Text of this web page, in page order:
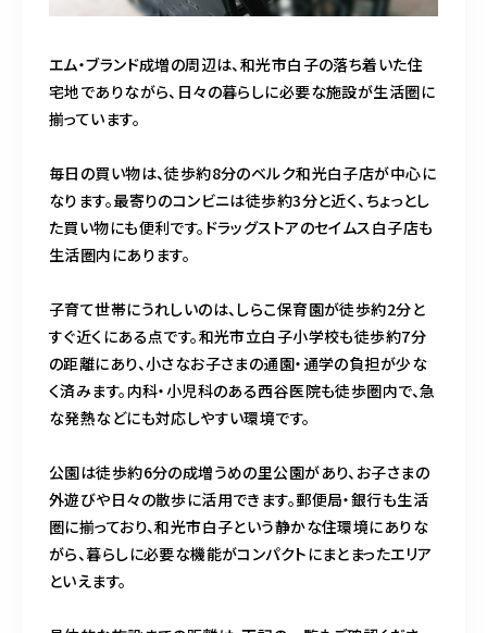
エム・ブランド成増の周辺は、和光市白子の落ち着いた住
宅地でありながら、日々の暮らしに必要な施設が生活圏に
揃っています。
毎日の買い物は、徒歩約8分のベルク和光白子店が中心に
なります。最寄りのコンビニは徒歩約3分と近く、ちょっとし
た買い物にも便利です。ドラッグストアのセイムス白子店も
生活圏内にあります。
子育て世帯にうれしいのは、しらこ保育園が徒歩約2分と
すぐ近くにある点です。和光市立白子小学校も徒歩約7分
の距離にあり、小さなお子さまの通園・通学の負担が少な
く済みます。内科・小児科のある西谷医院も徒歩圏内で、急
な発熱などにも対応しやすい環境です。
公園は徒歩約6分の成増うめの里公園があり、お子さまの
外遊びや日々の散歩に活用できます。郵便局・銀行も生活
圏に揃っており、和光市白子という静かな住環境にありな
がら、暮らしに必要な機能がコンパクトにまとまったエリア
といえます。